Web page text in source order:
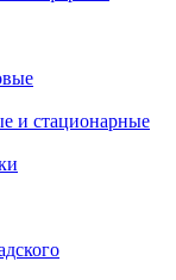
и стационарные